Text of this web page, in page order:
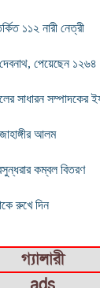
১১২ নারী নেত্রী
পেয়েছেন ১২৬৪
সাধারন
আলম
কম্বল বিতরণ
রুখে দিন
গ্যালারী